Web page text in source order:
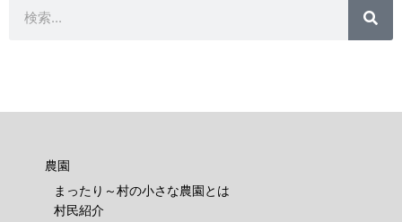
農園
まったり～村の小さな農園とは
村民紹介